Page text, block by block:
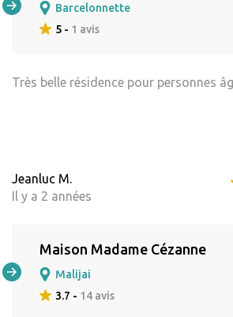
Barcelonnette
5 - 1 avis
Très belle résidence pour personnes
Jeanluc M.
Il y a 2 années
Maison Madame Cézanne
Malijai
3.7 - 14 avis